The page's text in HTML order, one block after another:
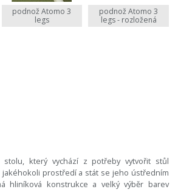
podnož Atomo 3
legs
podnož Atomo 3
legs - rozložená
který vychází z potřeby vytvořit stůl
prostředí a stát se jeho ústředním
hliníková konstrukce a velký výběr barev